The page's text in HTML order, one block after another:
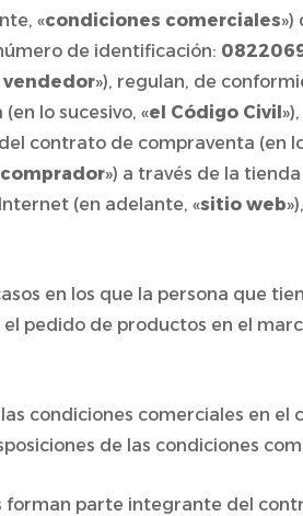
«condiciones comerciales»)
de identificación:
vendedor»), regulan, de
lo sucesivo, «el Código Civil
contrato de compraventa (en lo
») a través de la
(en adelante, «sitio web
en los que la persona que
pedido de productos en el
condiciones comerciales en
de las condiciones
forman parte integrante del